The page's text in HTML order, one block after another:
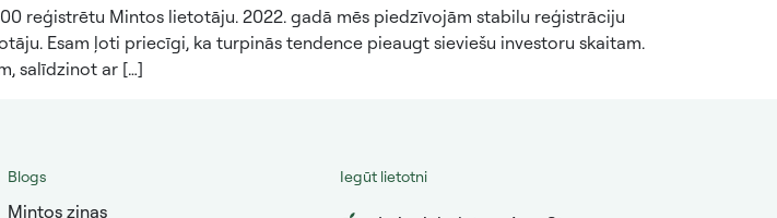
reģistrētu Mintos lietotāju. 2022. gadā mēs piedzīvojām stabilu reģistrāciju
Esam ļoti priecīgi, ka turpinās tendence pieaugt sieviešu investoru skaitam.
salīdzinot ar […]
Blogs
Mintos ziņas
Iegūt lietotni